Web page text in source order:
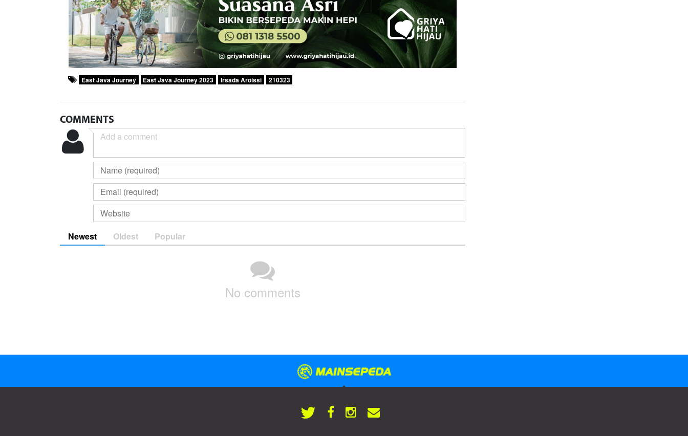
East Java Journey East Java Journey 2023 Irsada Aroissi 210323
COMMENTS
Newest Oldest Popular
No comments